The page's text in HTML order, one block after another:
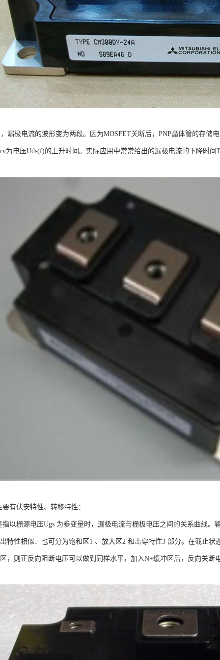
漏极电流的波形变为两段。因为MOSFET关断后，PNP晶体管的存储
为电压Uds(f)的上升时间。实际应用中常常给出的漏极电流的下降时
有伏安特性、转移特性：
以栅源电压Ugs 为参变量时，漏极电流与栅极电压之间的关系曲线。
特性相似．也可分为饱和区1 、放大区2 和击穿特性3 部分。在截止状
，则正反向阻断电压可以做到同样水平，加入N+缓冲区后，反向关